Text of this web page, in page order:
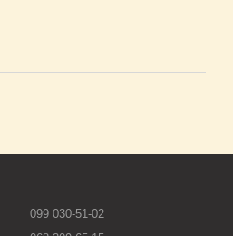
099 030-51-02